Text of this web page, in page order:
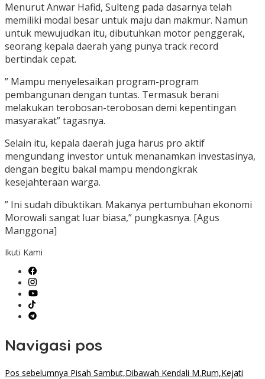
Menurut Anwar Hafid, Sulteng pada dasarnya telah
memiliki modal besar untuk maju dan makmur. Namun
untuk mewujudkan itu, dibutuhkan motor penggerak,
seorang kepala daerah yang punya track record
bertindak cepat.
” Mampu menyelesaikan program-program
pembangunan dengan tuntas. Termasuk berani
melakukan terobosan-terobosan demi kepentingan
masyarakat” tagasnya.
Selain itu, kepala daerah juga harus pro aktif
mengundang investor untuk menanamkan investasinya,
dengan begitu bakal mampu mendongkrak
kesejahteraan warga.
” Ini sudah dibuktikan. Makanya pertumbuhan ekonomi
Morowali sangat luar biasa,” pungkasnya. [Agus
Manggona]
Ikuti Kami
Navigasi pos
Pos sebelumnya Pisah Sambut,Dibawah Kendali M.Rum,Kejati